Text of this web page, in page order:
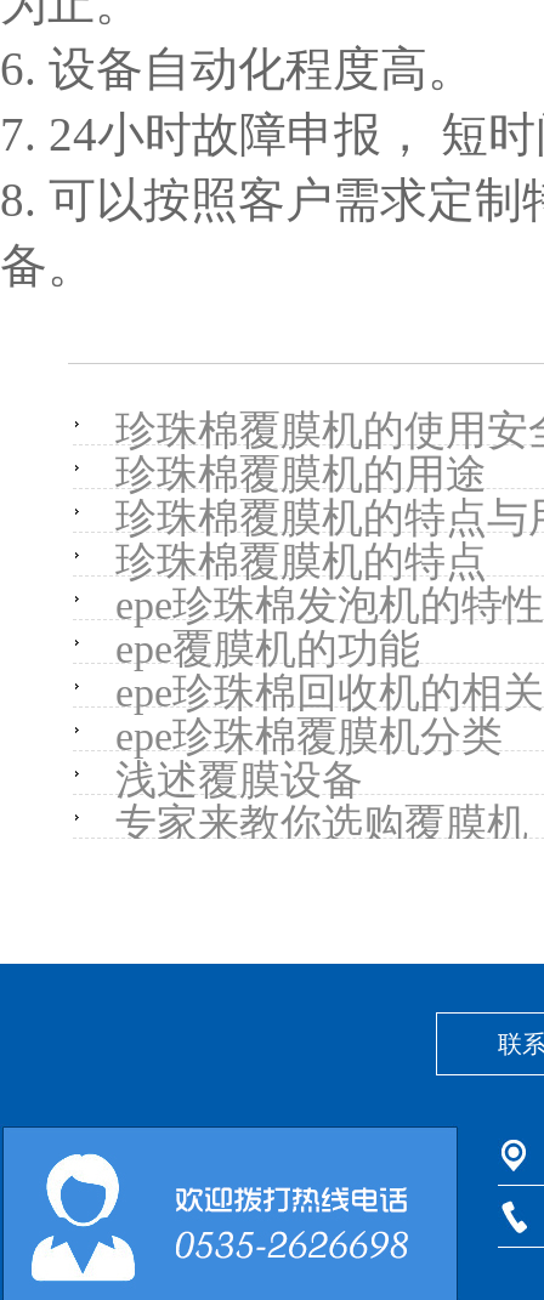
6. 设备自动化程度高。
7. 24小时故障申报， 短
8. 可以按照客户需求定制
备。
珍珠棉覆膜机的使用安
珍珠棉覆膜机的用途
珍珠棉覆膜机的特点与
珍珠棉覆膜机的特点
epe珍珠棉发泡机的特性
epe覆膜机的功能
epe珍珠棉回收机的相
epe珍珠棉覆膜机分类
浅述覆膜设备
专家来教你选购覆膜机
联